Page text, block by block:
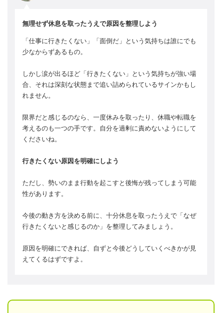
無理せず休息を取ったうえで原因を整理しよう
「仕事に行きたくない」「面倒だ」という気持ちは誰にでも
少なからずあるもの。
しかし涙が出るほど「行きたくない」という気持ちが強い場
合、それは深刻な状態まで追い詰められているサインかもし
れません。
限界だと感じるのなら、一度休みを取ったり、休職や転職を
考えるのも一つの手です。自分を過剰に責めないようにして
くださいね。
行きたくない原因を明確にしよう
ただし、勢いのまま行動を起こすと後悔が残ってしまう可能
性があります。
今後の動き方を決める前に、十分休息を取ったうえで「なぜ
行きたくないと感じるのか」を整理してみましょう。
原因を明確にできれば、自ずと今後どうしていくべきかが見
えてくるはずですよ。